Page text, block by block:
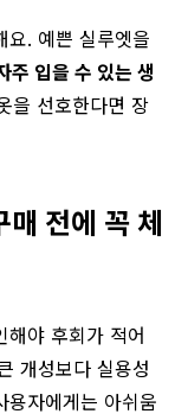
요. 예쁜 실루엣을
주 입을 수 있는 생
을 선호한다면 장
전에 꼭 체
해야 후회가 적어
개성보다 실용성
자에게는 아쉬움